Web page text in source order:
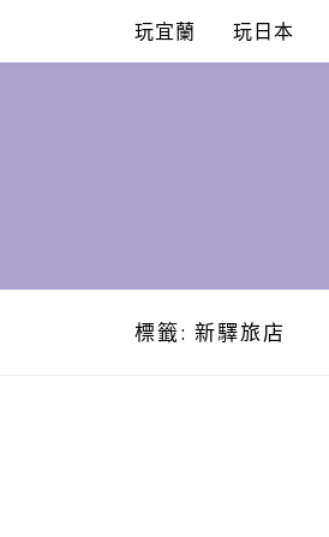
content
玩宜蘭 玩日本
標籤: 新驛旅店